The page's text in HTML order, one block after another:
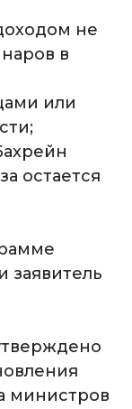
не
в
или
остается
заявитель
министров